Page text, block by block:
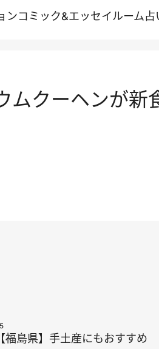
ンコミック&エッセイルーム占
ムクーヘンが新
【福島県】手土産にもおすすめ